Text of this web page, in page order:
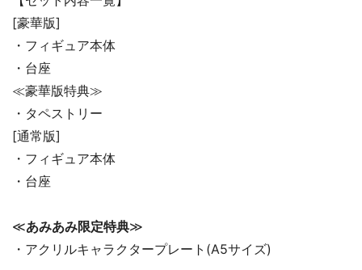
[豪華版]
・フィギュア本体
・台座
≪豪華版特典≫
・タペストリー
[通常版]
・フィギュア本体
・台座
≪あみあみ限定特典≫
・アクリルキャラクタープレート(A5サイズ)